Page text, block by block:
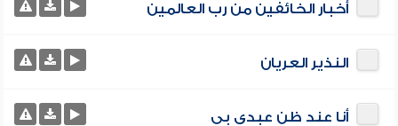
أخبار الخائفين من رب العالمين
النذير العريان
أنا عند ظن عبدي بي